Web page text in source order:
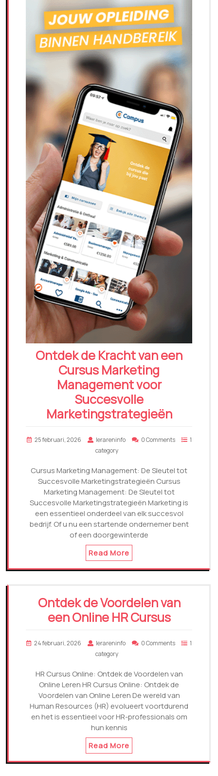
Ontdek de Kracht van een
Cursus Marketing
Management voor
Succesvolle
Marketingstrategieën
25 februari, 2026 lerareninfo 0 Comments
1
category
Cursus Marketing Management: De Sleutel tot
Succesvolle Marketingstrategieën Cursus
Marketing Management: De Sleutel tot
Succesvolle Marketingstrategieën Marketing is
een essentieel onderdeel van elk succesvol
bedrijf. Of u nu een startende ondernemer bent
of een doorgewinterde
Read More
Ontdek de Voordelen van
een Online HR Cursus
24 februari, 2026 lerareninfo 0 Comments
1
category
HR Cursus Online: Ontdek de Voordelen van
Online Leren HR Cursus Online: Ontdek de
Voordelen van Online Leren De wereld van
Human Resources (HR) evolueert voortdurend
en het is essentieel voor HR-professionals om
hun kennis
Read More